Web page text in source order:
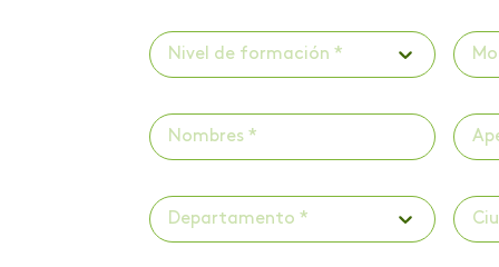
Investigaciones
Investigaciones -
Invitación a panel
Nivel de formación *
Departamento *